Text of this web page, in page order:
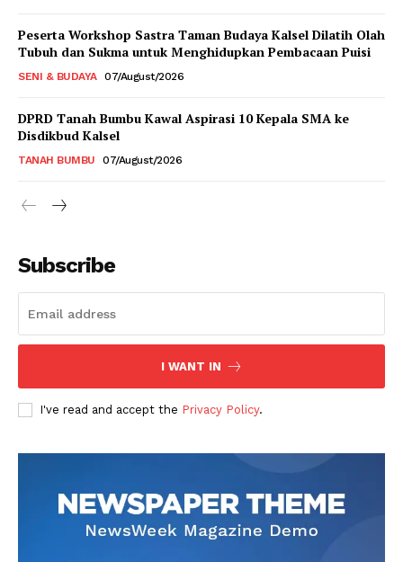
Peserta Workshop Sastra Taman Budaya Kalsel Dilatih Olah
Tubuh dan Sukma untuk Menghidupkan Pembacaan Puisi
SENI & BUDAYA 07/August/2026
DPRD Tanah Bumbu Kawal Aspirasi 10 Kepala SMA ke
Disdikbud Kalsel
TANAH BUMBU 07/August/2026
Subscribe
I WANT IN
I've read and accept the Privacy Policy.